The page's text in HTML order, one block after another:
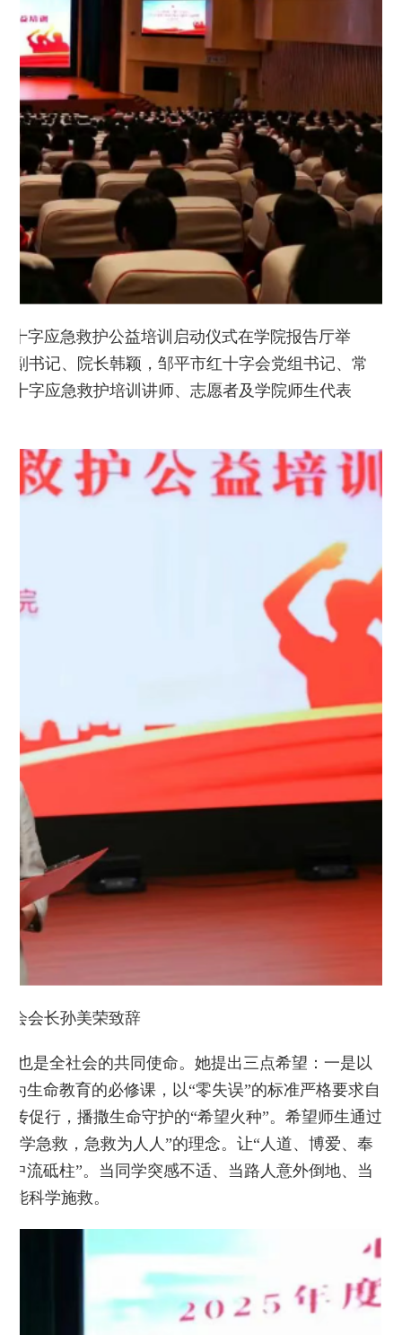
十字应急救护公益培训启动仪式在学院报告厅举
书记、院长韩颖，邹平市红十字会党组书记、常
十字应急救护培训讲师、志愿者及学院师生代表
会会长孙美荣致辞
也是全社会的共同使命。她提出三点希望：一是以
生命教育的必修课，以“零失误”的标准严格要求自
促行，播撒生命守护的“希望火种”。希望师生通过
学急救，急救为人人”的理念。让“人道、博爱、奉
流砥柱”。当同学突感不适、当路人意外倒地、当
科学施救。